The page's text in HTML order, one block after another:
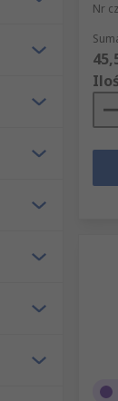
Nr